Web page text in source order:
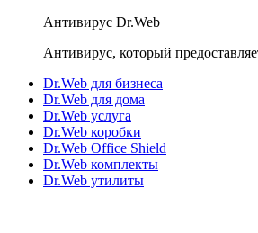
Антивирус Dr.Web
Антивирус, который
Dr.Web для бизнеса
Dr.Web для дома
Dr.Web услуга
Dr.Web коробки
Dr.Web Office Shield
Dr.Web комплекты
Dr.Web утилиты